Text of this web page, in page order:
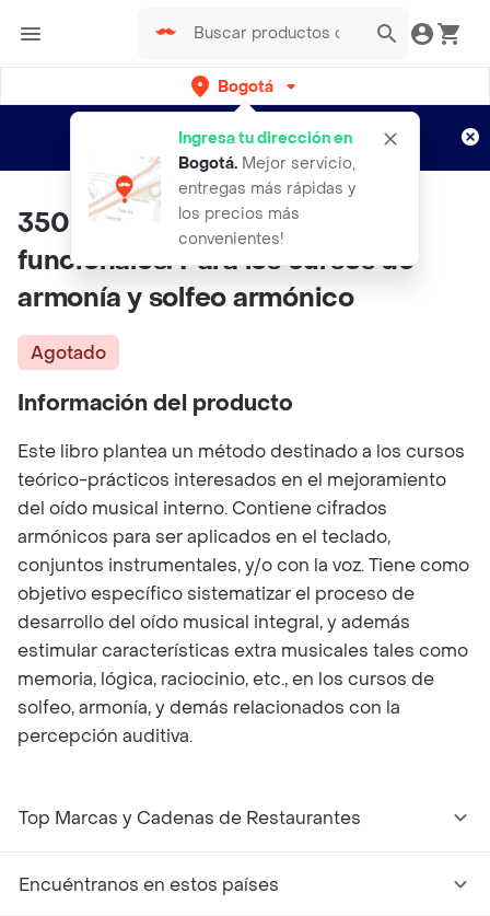
Bogotá
Ingresa tu dirección en
Bogotá. Mejor servicio,
entregas más rápidas y
los precios más
convenientes!
envíos gratis por semanas
Aplican TyC
350 cifrados armónicos
funcionales. Para los cursos de
armonía y solfeo armónico
Agotado
Información del producto
Este libro plantea un método destinado a los cursos
teórico-prácticos interesados en el mejoramiento
del oído musical interno. Contiene cifrados
armónicos para ser aplicados en el teclado,
conjuntos instrumentales, y/o con la voz. Tiene como
objetivo específico sistematizar el proceso de
desarrollo del oído musical integral, y además
estimular características extra musicales tales como
memoria, lógica, raciocinio, etc., en los cursos de
solfeo, armonía, y demás relacionados con la
percepción auditiva.
Top Marcas y Cadenas de Restaurantes
Encuéntranos en estos países